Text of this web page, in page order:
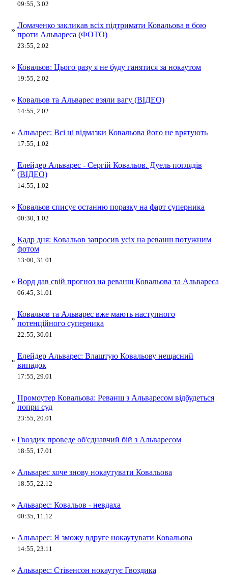
09:55, 3.02
»
Ломаченко закликав всіх підтримати Ковальова в бою
проти Альвареса (ФОТО)
23:55, 2.02
» Ковальов: Цього разу я не буду ганятися за нокаутом
19:55, 2.02
» Ковальов та Альварес взяли вагу (ВІДЕО)
14:55, 2.02
» Альварес: Всі ці відмазки Ковальова його не врятують
17:55, 1.02
»
Елейдер Альварес - Сергій Ковальов. Дуель поглядів
(ВІДЕО)
14:55, 1.02
» Ковальов списує останню поразку на фарт суперника
00:30, 1.02
»
Кадр дня: Ковальов запросив усіх на реванш потужним
фотом
13:00, 31.01
» Ворд дав свій прогноз на реванш Ковальова та Альвареса
06:45, 31.01
»
Ковальов та Альварес вже мають наступного
потенційного суперника
22:55, 30.01
»
Елейдер Альварес: Влаштую Ковальову нещасний
випадок
17:55, 29.01
»
Промоутер Ковальова: Реванш з Альваресом відбудеться
попри суд
23:55, 20.01
» Гвоздик проведе об'єднавчий бій з Альваресом
18:55, 17.01
» Альварес хоче знову нокаутувати Ковальова
18:55, 22.12
» Альварес: Ковальов - невдаха
00:35, 11.12
» Альварес: Я зможу вдруге нокаутувати Ковальова
14:55, 23.11
» Альварес: Стівенсон нокаутує Гвоздика